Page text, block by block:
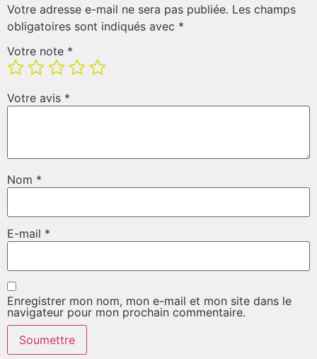
Votre adresse e-mail ne sera pas publiée. Les champs
obligatoires sont indiqués avec *
Votre note *
Votre avis *
Nom *
E-mail *
Enregistrer mon nom, mon e-mail et mon site dans le
navigateur pour mon prochain commentaire.